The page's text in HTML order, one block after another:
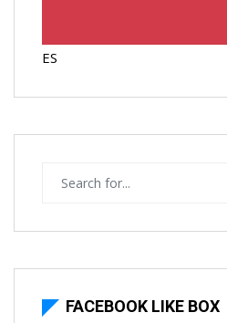
ES
FACEBOOK LIKE BOX